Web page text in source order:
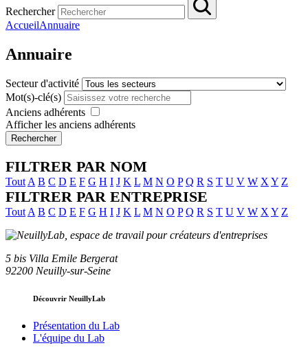
Rechercher
AccueilAnnuaire
Annuaire
Secteur d'activité
Mot(s)-clé(s)
Anciens adhérents
Afficher les anciens adhérents
Rechercher
FILTRER PAR NOM
Tout A B C D E F G H I J K L M N O P Q R S T U V W X Y Z
FILTRER PAR ENTREPRISE
Tout A B C D E F G H I J K L M N O P Q R S T U V W X Y Z
5 bis Villa Emile Bergerat
92200 Neuilly-sur-Seine
Découvrir NeuillyLab
Présentation du Lab
L'équipe du Lab